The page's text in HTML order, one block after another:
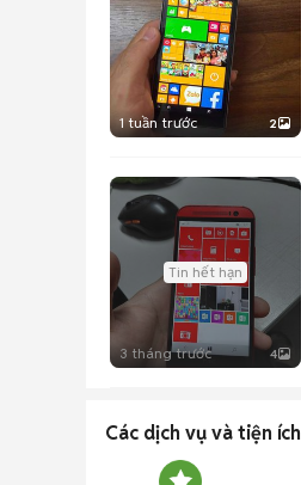
1 tuần trước 2
Tin hết hạn
3 tháng trước 4
Các dịch vụ và tiện ích